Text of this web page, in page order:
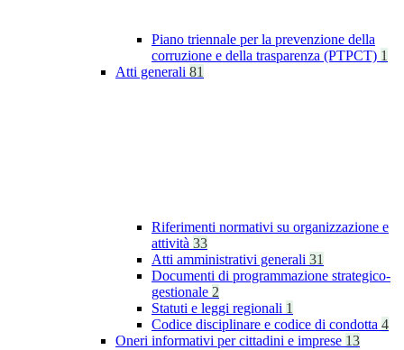
Piano triennale per la prevenzione della
corruzione e della trasparenza (PTPCT) 1
Atti generali 81
Riferimenti normativi su organizzazione e
attività 33
Atti amministrativi generali 31
Documenti di programmazione strategico-
gestionale 2
Statuti e leggi regionali 1
Codice disciplinare e codice di condotta 4
Oneri informativi per cittadini e imprese 13